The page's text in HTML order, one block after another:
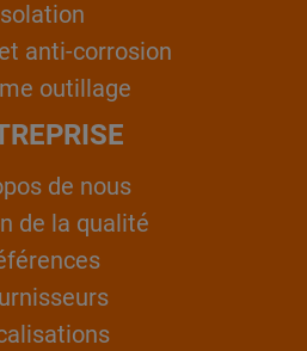
anti-corrosion
outillage
de nous
de la qualité